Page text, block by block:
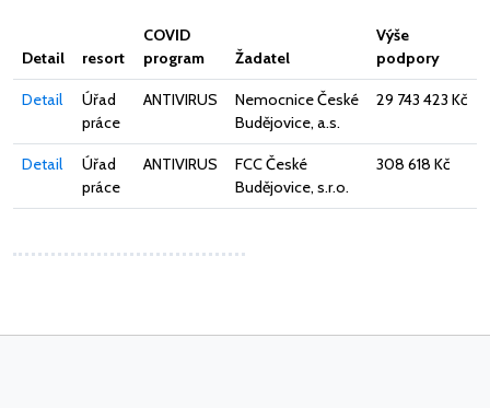
Detail resort
COVID
program
Žadatel
Výše
podpory
Detail
Úřad
práce
ANTIVIRUS
Nemocnice České
Budějovice, a.s.
29 743 423 Kč
Detail
Úřad
práce
ANTIVIRUS
FCC České
Budějovice, s.r.o.
308 618 Kč